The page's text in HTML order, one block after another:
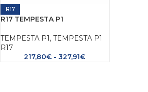
R17
R17 TEMPESTA P1
TEMPESTA P1, TEMPESTA P1
R17
217,80€ - 327,91€